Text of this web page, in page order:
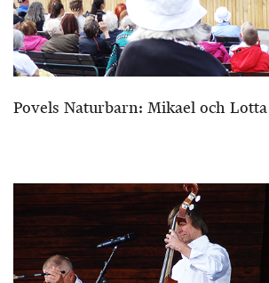
Povels Naturbarn: Mikael och